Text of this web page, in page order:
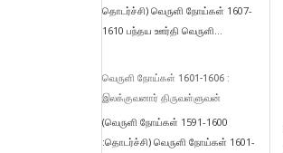
தொடர்ச்சி) வெருளி நோய்கள் 1607-
1610 பந்தய ஊர்தி வெருளி...
வெருளி நோய்கள் 1601-1606 :
இலக்குவனார் திருவள்ளுவன்
(வெருளி நோய்கள் 1591-1600
:தொடர்ச்சி) வெருளி நோய்கள் 1601-